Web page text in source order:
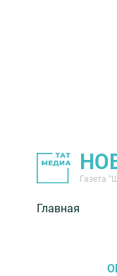
Газета
Главная